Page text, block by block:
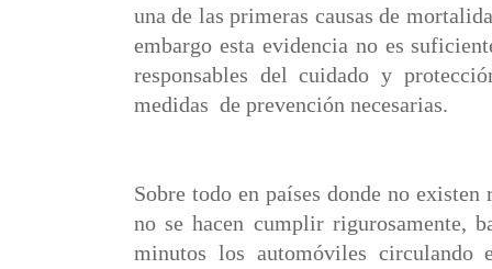
una de las primeras causas de
embargo esta evidencia no es
responsables del cuidado y
medidas de prevención necesarias.
Sobre todo en países donde no
no se hacen cumplir rigurosamente,
minutos los automóviles circulando